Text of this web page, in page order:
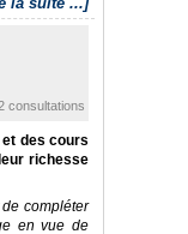
consultations
et des cours
richesse
compléter
en vue de